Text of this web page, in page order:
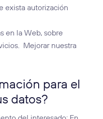
exista autorización
en la Web, sobre
Mejorar nuestra
para el
datos?